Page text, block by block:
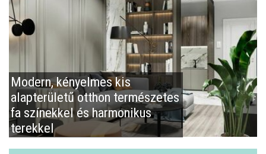
Modern, kényelmes kis
alapterületű otthon természetes
fa színekkel és harmonikus
terekkel